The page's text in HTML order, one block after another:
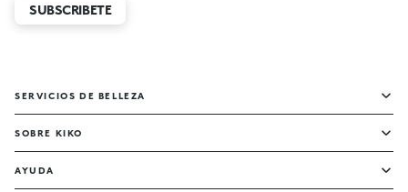
SUBSCRIBETE
SERVICIOS DE BELLEZA
SOBRE KIKO
AYUDA